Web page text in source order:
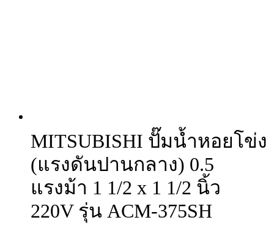
MITSUBISHI ปั๊มน้ำหอยโข่ง
(แรงดันปานกลาง) 0.5
แรงม้า 1 1/2 x 1 1/2 นิ้ว
220V รุ่น ACM-375SH